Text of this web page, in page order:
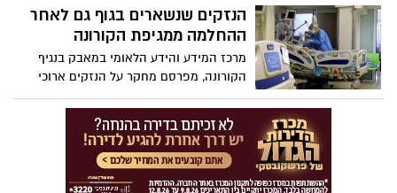
ל- 13/10. הביטוח הלאומי: "הקדמנו את
התשלומים כבר לעוד 5 ימים"
הנזקים שנשארים בגוף גם לאחר
ההחלמה ממגיפת הקורונה
מרכז המידע והידע הלאומי במאבק בנגיף
הקורונה, מפרסם מחקר על הנזקים ארוכי
הטווח שמשאיר אחריו הנגיף בגוף המחלימים.
תופעות לוואי שנמשכו חודשים, ללא קשר
לחומרת מצבו של הנדבק במגיפה